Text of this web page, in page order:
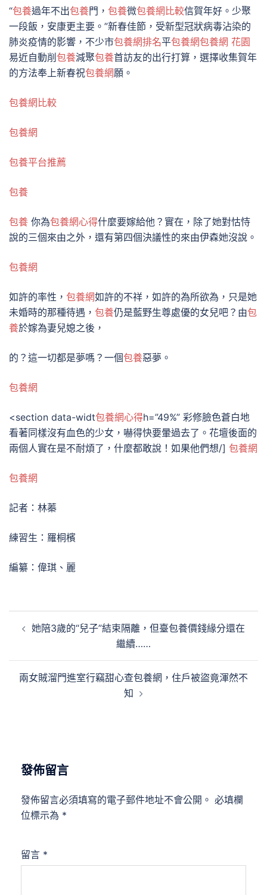
“包養過年不出包養門， 包養微包養網比較信賀年好。少聚
一段飯，安康更主要。”新春佳節，受新型冠狀病毒沾染的
肺炎疫情的影響，不少市包養網排名平包養網包養網 花園
易近自動削 包養減聚包養首訪友的出行打算，選擇收集賀年
的方法奉上新春祝包養網願。
包養網比較
包養網
包養平台推薦
包養
包養 你為包養網心得什麼要嫁給他？實在，除了她對怙恃
說的三個來由之外，還有第四個決議性的來由伊森她沒說。
包養網
如許的率性， 包養網如許的不祥，如許的為所欲為，只是她
未婚時的那種待遇， 包養仍是藍野生尊處優的女兒吧？由包
養於嫁為妻兒媳之後，
的？這一切都是夢嗎？一個包養惡夢。
包養網
<section data-widt包養網心得h=”49%” 彩修臉色蒼白地
看著同樣沒有血色的少女，嚇得快要暈過去了。花壇後面的
兩個人實在是不耐煩了，什麼都敢說！如果他們想/] 包養網
包養網
記者：林蓁
練習生：羅桐檳
編纂：偉琪、麗
章
她陪3歲的“兒子”結束隔離，但臺包養價錢緣分還在
繼續……
兩女賊溜門進室行竊甜心查包養網，住戶被盜竟渾然不
知
發佈留言
發佈留言必須填寫的電子郵件地址不會公開。 必填欄
位標示為 *
留言 *